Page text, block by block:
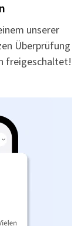
unserer
Überprüfung
freigeschaltet!